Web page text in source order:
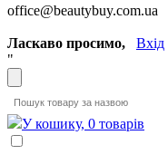
office@beautybuy.com.ua
Ласкаво просимо, Вхід
"
У кошику, 0 товарів